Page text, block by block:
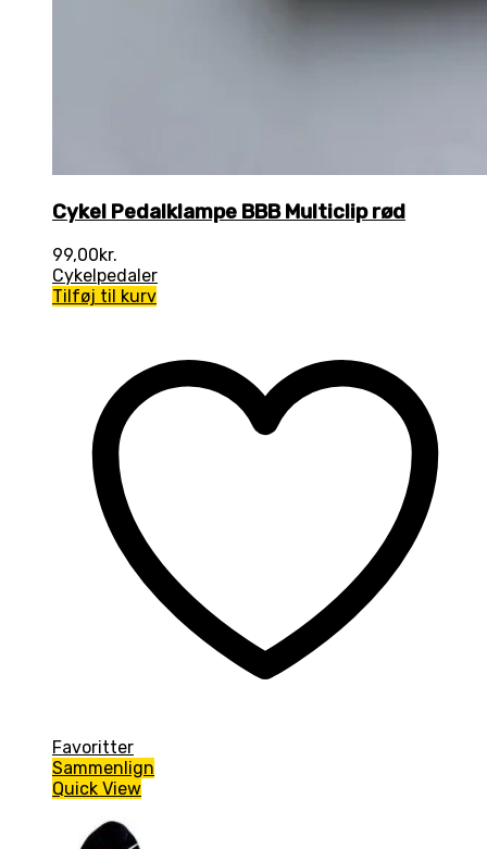
Cykel Pedalklampe BBB Multiclip rød
99,00kr.
Cykelpedaler
Tilføj til kurv
Favoritter
Sammenlign
Quick View